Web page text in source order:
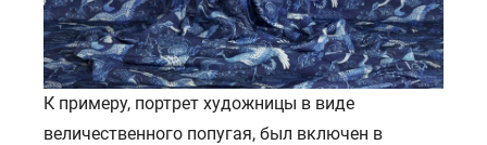
К примеру, портрет художницы в виде
величественного попугая, был включен в